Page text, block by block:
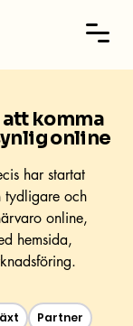
komma
online
har startat
tydligare och
online,
hemsida,
Partner